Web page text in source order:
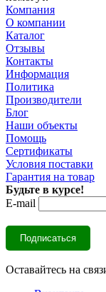
Компания
О компании
Каталог
Отзывы
Контакты
Информация
Политика
Производители
Блог
Наши объекты
Помощь
Сертификаты
Условия поставки
Гарантия на товар
Будьте в курсе!
E-mail
Оставайтесь на